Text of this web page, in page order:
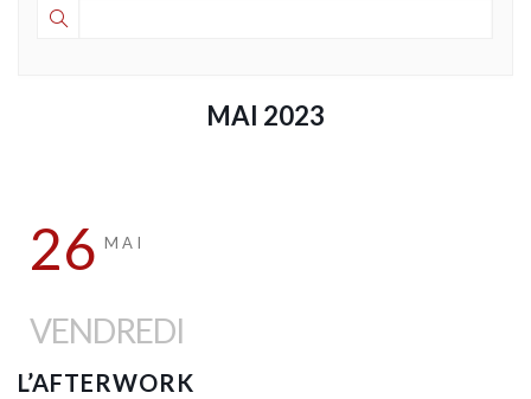
MAI 2023
26 MAI
VENDREDI
L’AFTERWORK